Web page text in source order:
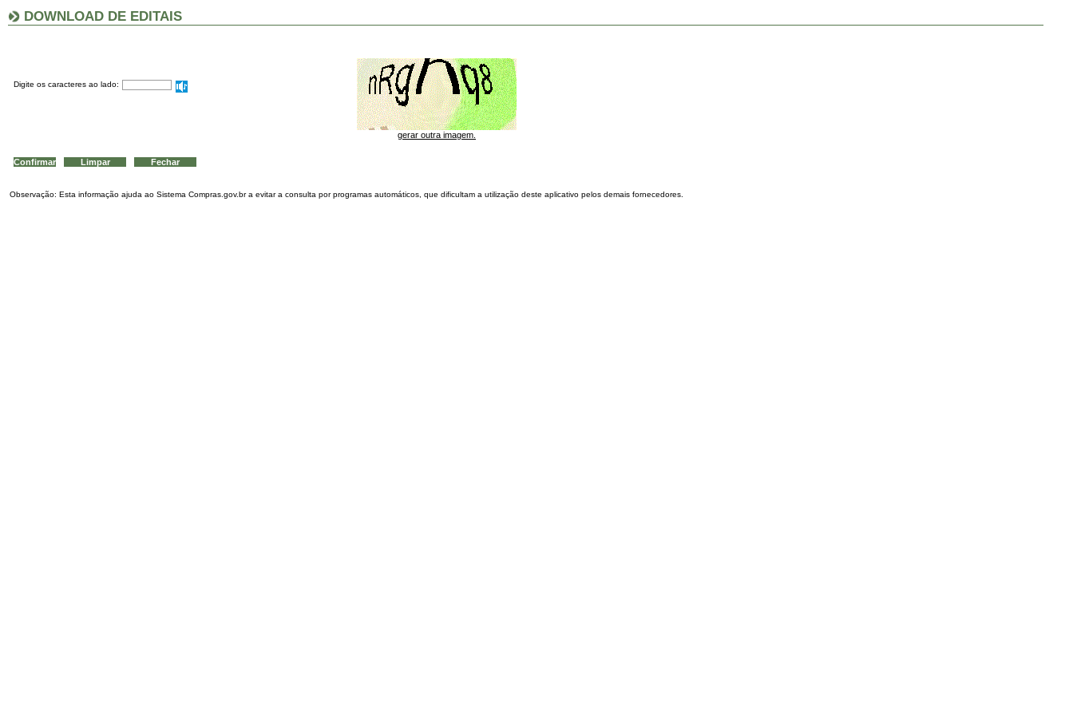
DOWNLOAD DE EDITAIS
Digite os caracteres ao lado:
gerar outra imagem.
Observação: Esta informação ajuda ao Sistema Compras.gov.br a evitar a consulta por programas automáticos, que dificultam a utilização deste aplicativo pelos demais fornecedores.